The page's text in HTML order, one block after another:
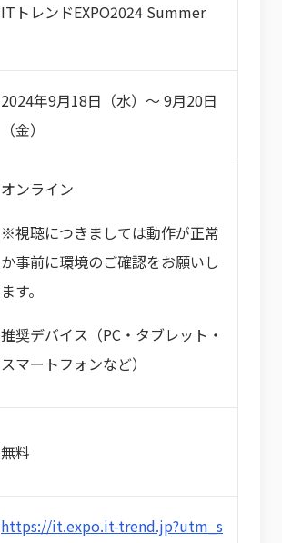
ITトレンドEXPO2024 Summer
2024年9月18日（水）〜 9月20日
（金）
オンライン
※視聴につきましては動作が正常
か事前に環境のご確認をお願いし
ます。
推奨デバイス（PC・タブレット・
スマートフォンなど）
無料
https://it.expo.it-trend.jp?utm_s